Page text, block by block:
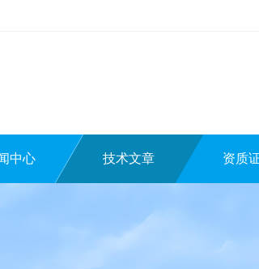
中心 技术文章 资质